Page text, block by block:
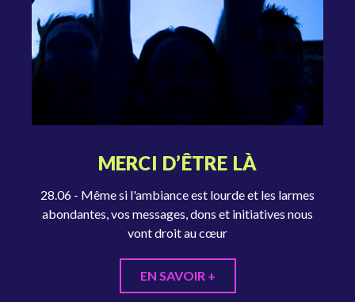
MERCI D’ÊTRE LÀ
28.06 - Même si l'ambiance est lourde et les larmes
abondantes, vos messages, dons et initiatives nous
vont droit au cœur
EN SAVOIR +